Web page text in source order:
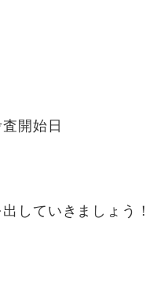
開始日
していきましょう！